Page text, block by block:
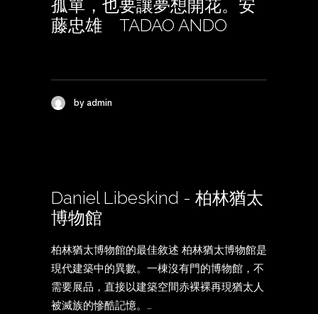
孤單，也要讓夢想開花。安
藤忠雄 TADAO ANDO
by admin
Daniel Libeskind - 柏林猶太
博物館
柏林猶太博物館的最佳敘述 柏林猶太博物館是
現代建築中的異數。一棟沒有門的博物館，不
需要展品，直接以建築空間赤裸裸再現猶太人
被滅族的慘酷記憶。…